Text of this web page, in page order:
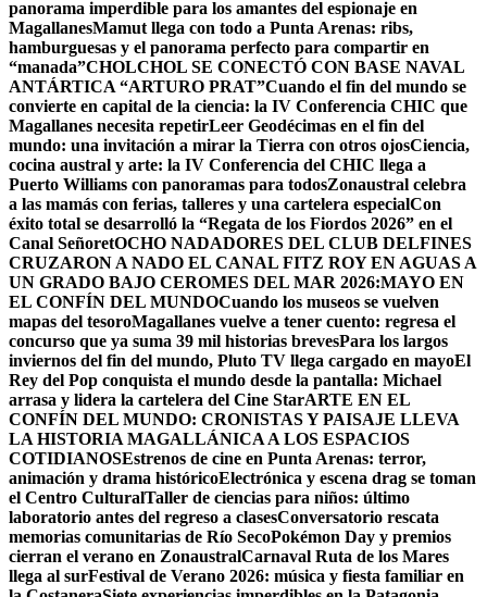
panorama imperdible para los amantes del espionaje en
MagallanesMamut llega con todo a Punta Arenas: ribs,
hamburguesas y el panorama perfecto para compartir en
“manada”CHOLCHOL SE CONECTÓ CON BASE NAVAL
ANTÁRTICA “ARTURO PRAT”Cuando el fin del mundo se
convierte en capital de la ciencia: la IV Conferencia CHIC que
Magallanes necesita repetirLeer Geodécimas en el fin del
mundo: una invitación a mirar la Tierra con otros ojosCiencia,
cocina austral y arte: la IV Conferencia del CHIC llega a
Puerto Williams con panoramas para todosZonaustral celebra
a las mamás con ferias, talleres y una cartelera especialCon
éxito total se desarrolló la “Regata de los Fiordos 2026” en el
Canal SeñoretOCHO NADADORES DEL CLUB DELFINES
CRUZARON A NADO EL CANAL FITZ ROY EN AGUAS A
UN GRADO BAJO CEROMES DEL MAR 2026:MAYO EN
EL CONFÍN DEL MUNDOCuando los museos se vuelven
mapas del tesoroMagallanes vuelve a tener cuento: regresa el
concurso que ya suma 39 mil historias brevesPara los largos
inviernos del fin del mundo, Pluto TV llega cargado en mayoEl
Rey del Pop conquista el mundo desde la pantalla: Michael
arrasa y lidera la cartelera del Cine StarARTE EN EL
CONFÍN DEL MUNDO: CRONISTAS Y PAISAJE LLEVA
LA HISTORIA MAGALLÁNICA A LOS ESPACIOS
COTIDIANOSEstrenos de cine en Punta Arenas: terror,
animación y drama históricoElectrónica y escena drag se toman
el Centro CulturalTaller de ciencias para niños: último
laboratorio antes del regreso a clasesConversatorio rescata
memorias comunitarias de Río SecoPokémon Day y premios
cierran el verano en ZonaustralCarnaval Ruta de los Mares
llega al surFestival de Verano 2026: música y fiesta familiar en